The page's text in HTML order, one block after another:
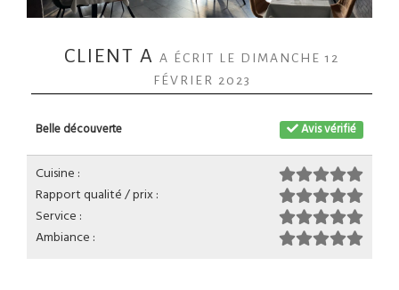
CLIENT A A ÉCRIT LE DIMANCHE 12
FÉVRIER 2023
Avis vérifié
Belle découverte
Cuisine :
Rapport qualité / prix :
Service :
Ambiance :